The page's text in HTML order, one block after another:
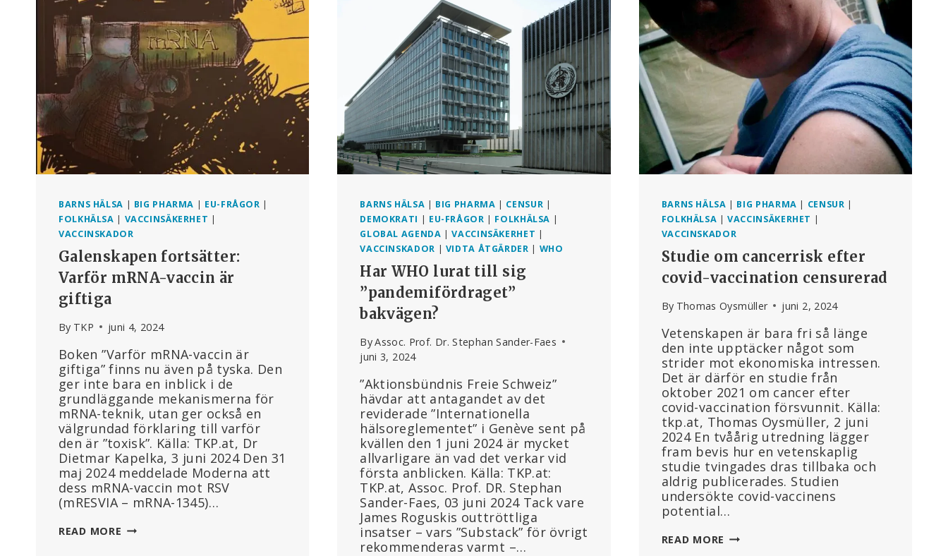
DÖDSFALL
I
47
LÄNDER
”EXPLOSIV”
ÖKNING
AV
MÄNNISKOR
I
BEHOV
VÅRD
BARNS HÄLSA | BIG PHARMA | EU-FRÅGOR |
FOLKHÄLSA | VACCINSÄKERHET |
VACCINSKADOR
Galenskapen fortsätter:
Varför mRNA-vaccin är
giftiga
By TKP juni 4, 2024
Boken ”Varför mRNA-vaccin är
giftiga” finns nu även på tyska. Den
ger inte bara en inblick i de
grundläggande mekanismerna för
mRNA-teknik, utan ger också en
välgrundad förklaring till varför
den är ”toxisk”. Källa: TKP.at, Dr
Dietmar Kapelka, 3 juni 2024 Den 31
maj 2024 meddelade Moderna att
dess mRNA-vaccin mot RSV
(mRESVIA – mRNA-1345)…
READ MORE GALENSKAPEN
BARNS HÄLSA | BIG PHARMA | CENSUR |
DEMOKRATI | EU-FRÅGOR | FOLKHÄLSA |
GLOBAL AGENDA |VACCINSÄKERHET |
VACCINSKADOR | VIDTA ÅTGÄRDER | WHO
Har WHO lurat till sig
”pandemifördraget”
bakvägen?
ByAssoc. Prof. Dr. Stephan Sander-Faes
juni 3, 2024
”Aktionsbündnis Freie Schweiz”
hävdar att antagandet av det
reviderade ”Internationella
hälsoreglementet” i Genève sent på
kvällen den 1 juni 2024 är mycket
allvarligare än vad det verkar vid
första anblicken. Källa: TKP.at:
TKP.at, Assoc. Prof. DR. Stephan
Sander-Faes, 03 juni 2024 Tack vare
James Roguskis outtröttliga
insatser – vars ”Substack” för övrigt
rekommenderas varmt –…
BARNS HÄLSA | BIG PHARMA | CENSUR |
FOLKHÄLSA |VACCINSÄKERHET |
VACCINSKADOR
Studie om cancerrisk efter
covid-vaccination censurerad
By Thomas Oysmüller juni 2, 2024
Vetenskapen är bara fri så länge
den inte upptäcker något som
strider mot ekonomiska intressen.
Det är därför en studie från
oktober 2021 om cancer efter
covid-vaccination försvunnit. Källa:
tkp.at, Thomas Oysmüller, 2 juni
2024 En tvåårig utredning lägger
fram bevis hur en vetenskaplig
studie tvingades dras tillbaka och
aldrig publicerades. Studien
undersökte covid-vaccinens
potential…
READ MORE STUDIE